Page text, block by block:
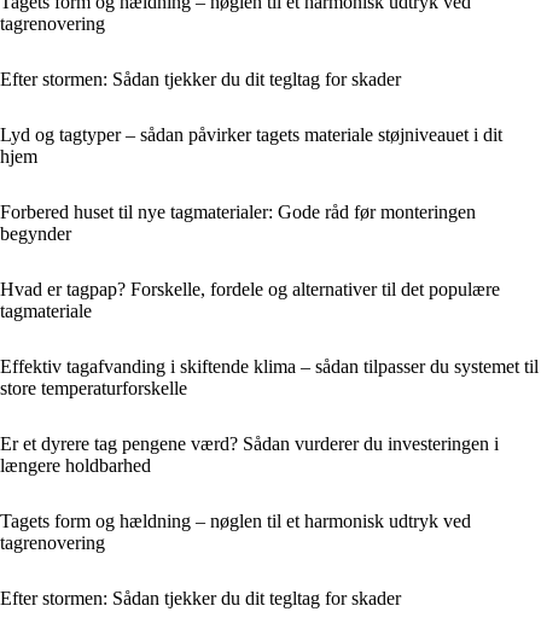
tagrenovering
Efter stormen: Sådan tjekker du dit tegltag for skader
Lyd og tagtyper – sådan påvirker tagets materiale støjniveauet i dit
hjem
Forbered huset til nye tagmaterialer: Gode råd før monteringen
begynder
Hvad er tagpap? Forskelle, fordele og alternativer til det populære
tagmateriale
Effektiv tagafvanding i skiftende klima – sådan tilpasser du systemet til
store temperaturforskelle
Er et dyrere tag pengene værd? Sådan vurderer du investeringen i
længere holdbarhed
Tagets form og hældning – nøglen til et harmonisk udtryk ved
tagrenovering
Efter stormen: Sådan tjekker du dit tegltag for skader